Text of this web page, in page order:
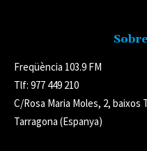
Freqüència 103.9 FM
Tlf: 977 449 210
C/Rosa Maria Moles, 2, baixos
Tarragona (Espanya)